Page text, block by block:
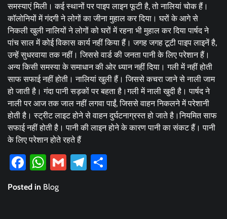
समस्याएं मिली। कई स्थानों पर पाइप लाइन फूटी है, तो नालियां चोक हैं।
कॉलोनियों में गंदगी ने लोगों का जीना मुहाल कर दिया। घरों के आगे से
निकली खुली नालियों ने लोगों को घरों में रहना भी मुहाल कर दिया पार्षद ने
पांच साल में कोई विकास कार्य नहीं किया हैं। जगह जगह टूटी पाइप लाइनें है,
उन्हें सुधरवाया तक नहीं। जिससे वार्ड की जनता पानी के लिए परेशान हैं।
अन्य किसी समस्या के समाधान की ओर ध्यान नहीं दिया। गली में नहीं होती
साफ सफाई नहीं होती। नालियां खुली हैं। जिससे कचरा जाने से नाली जाम
हो जाती है। गंदा पानी सड़कों पर बहता है।गली में नाली खुदी है। पार्षद ने
नाली पर आज तक जाल नहीं लगवा पाईं, जिससे वाहन निकलने में परेशानी
होती है। स्ट्रीट लाइट होने से वाहन दुर्घटनाग्रस्त हो जाते है।नियमित साफ
सफाई नहीं होती है। पानी की लाइन होने के कारण पानी का संकट हैं। पानी
के लिए परेशान होते रहते हैं
Facebook
WhatsApp
GmailTelegram
Posted in Blog